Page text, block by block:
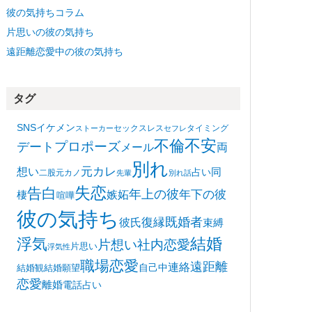
彼の気持ちコラム
片思いの彼の気持ち
遠距離恋愛中の彼の気持ち
タグ
SNSイケメンストーカーセックスレスセフレタイミング
デート プロポーズ メール不倫不安両
想い二股元カノ 元カレ先輩 別れ別れ話占い同
棲告白 喧嘩失恋嫉妬年上の彼年下の彼
彼の気持ち 彼氏復縁既婚者束縛
浮気浮気性 片思い 片想い社内恋愛結婚
結婚観結婚願望職場恋愛自己中連絡遠距離
恋愛離婚電話占い